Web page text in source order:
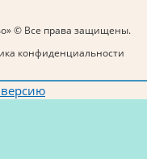
© Все права защищены.
конфиденциальности